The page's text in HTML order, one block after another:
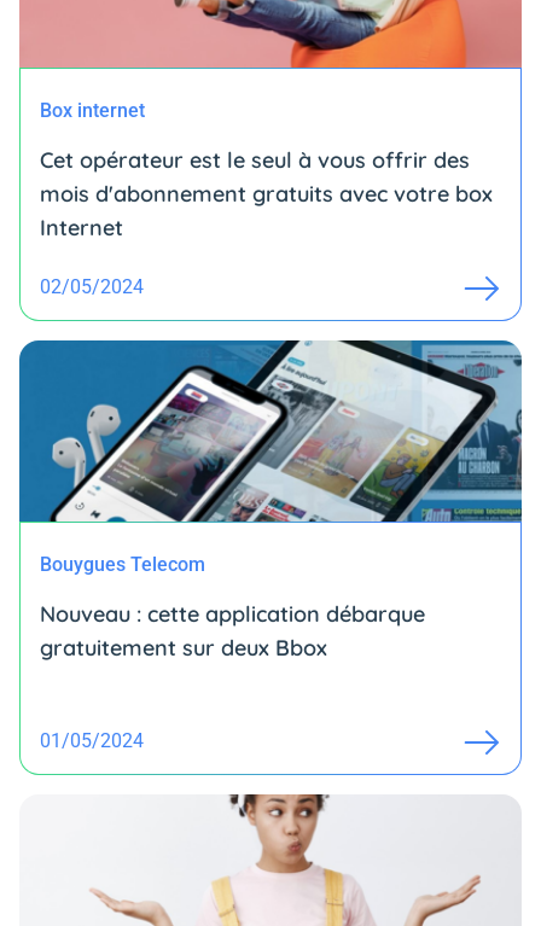
Box internet
Cet opérateur est le seul à vous offrir des
mois d'abonnement gratuits avec votre box
Internet
02/05/2024
Bouygues Telecom
Nouveau : cette application débarque
gratuitement sur deux Bbox
01/05/2024